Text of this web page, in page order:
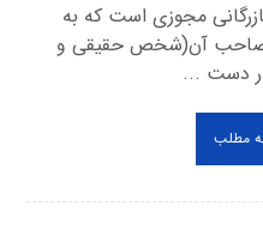
مجوزی است که به
آن(شخص حقیقی و
دست ...
مطلب